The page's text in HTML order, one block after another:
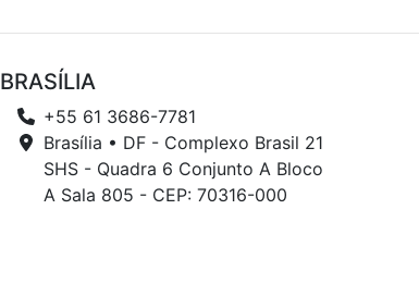
BRASÍLIA
+55 61 3686-7781
Brasília • DF - Complexo Brasil 21
SHS - Quadra 6 Conjunto A Bloco
A Sala 805 - CEP: 70316-000